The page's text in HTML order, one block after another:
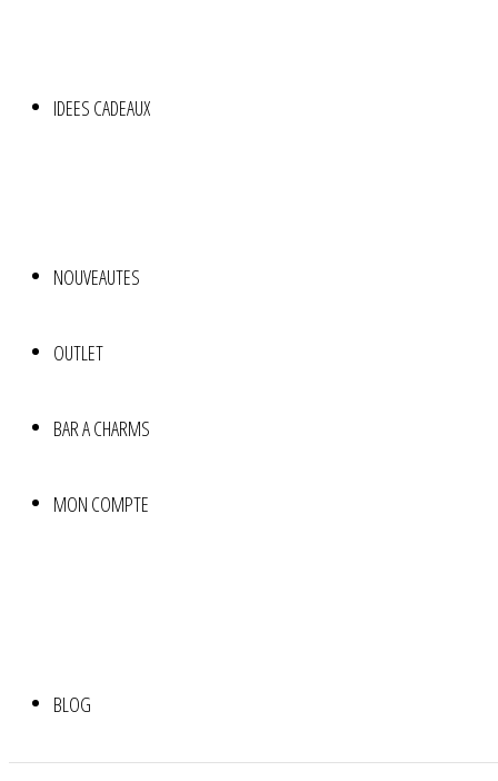
IDEES CADEAUX
NOUVEAUTES
OUTLET
BAR A CHARMS
MON COMPTE
BLOG